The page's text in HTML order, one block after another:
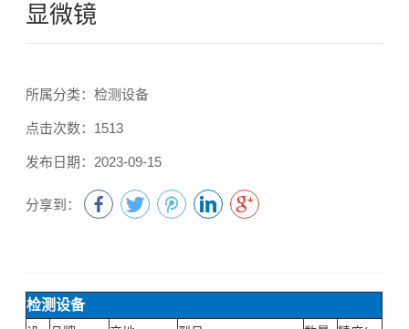
显微镜
所属分类：检测设备
点击次数：1513
发布日期：2023-09-15
分享到：
检测设备